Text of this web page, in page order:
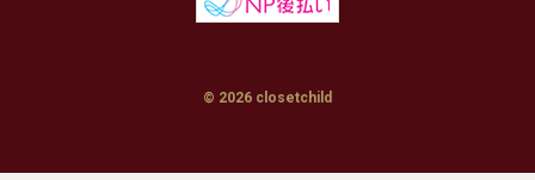
© 2026 closetchild